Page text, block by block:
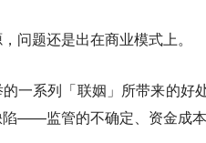
问题还是出在商业模式上。
一系列「联姻」所带来的好
——监管的不确定、资金成本